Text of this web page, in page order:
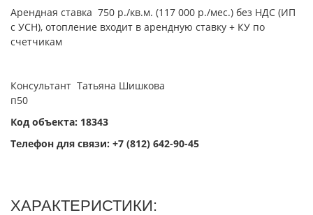
Арендная ставка 750 р./кв.м. (117 000 р./мес.) без НДС (ИП
с УСН), отопление входит в арендную ставку + КУ по
счетчикам
Консультант Татьяна Шишкова
п50
Код объекта: 18343
Телефон для связи: +7 (812) 642-90-45
ХАРАКТЕРИСТИКИ: